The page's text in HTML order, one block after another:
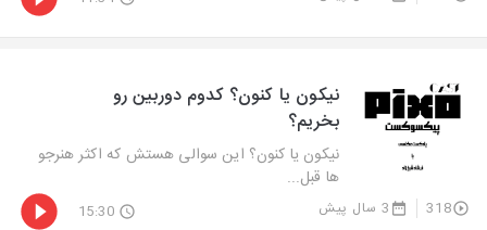
نیکون یا کنون؟ کدوم دوربین رو
بخریم؟
نیکون یا کنون؟ این سوالی هستش که اکثر هنرجو
ها قبل...
318 3 سال پیش 15:30